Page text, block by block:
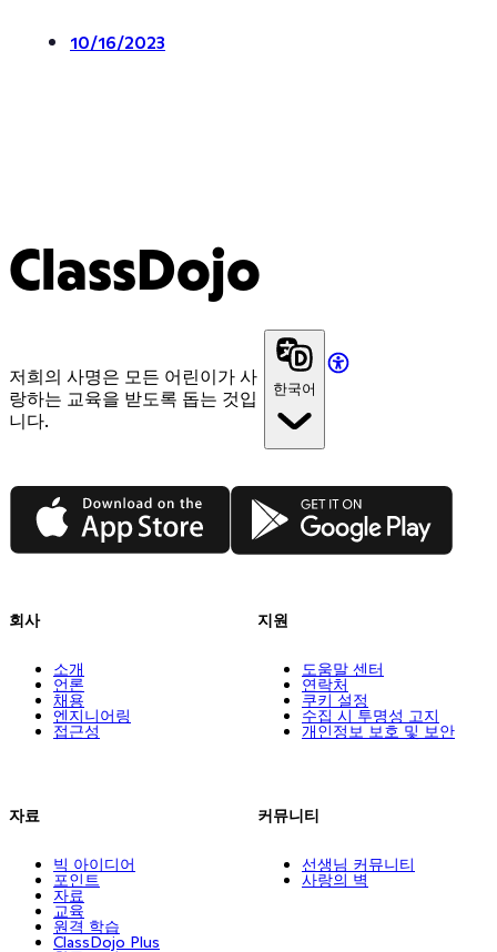
10/16/2023
ClassDojo
저희의 사명은 모든 어린이가 사
랑하는 교육을 받도록 돕는 것입
니다.
한국어
App Store Google Play
회사
소개
언론
채용
엔지니어링
접근성
자료
빅 아이디어
포인트
자료
교육
원격 학습
ClassDojo Plus
지원
도움말 센터
연락처
쿠키 설정
수집 시 투명성 고지
개인정보 보호 및 보안
커뮤니티
선생님 커뮤니티
사랑의 벽